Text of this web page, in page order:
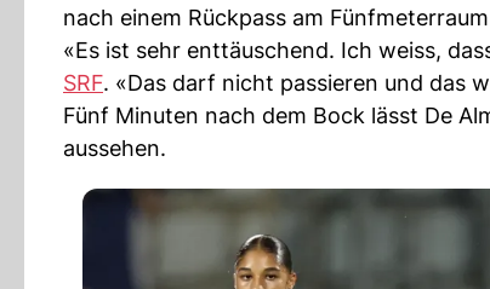
nach einem Rückpass am
«Es ist sehr enttäuschend. Ich weiss,
SRF. «Das darf nicht passieren und das
Fünf Minuten nach dem Bock lässt De
aussehen.